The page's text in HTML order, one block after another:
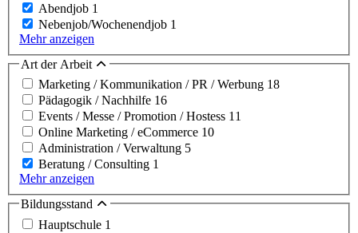
Abendjob 1
Nebenjob/Wochenendjob 1
Mehr anzeigen
Art der Arbeit
Marketing / Kommunikation / PR / Werbung 18
Pädagogik / Nachhilfe 16
Events / Messe / Promotion / Hostess 11
Online Marketing / eCommerce 10
Administration / Verwaltung 5
Beratung / Consulting 1
Mehr anzeigen
Bildungsstand
Hauptschule 1